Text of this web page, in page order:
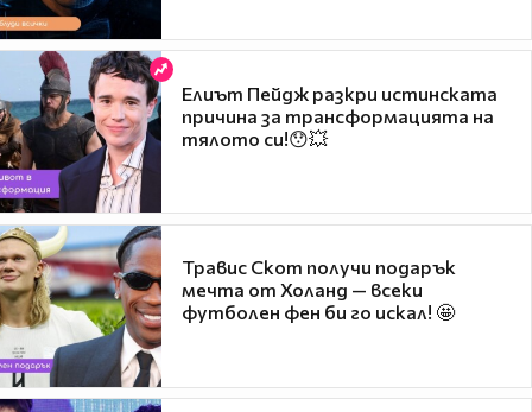
Елиът Пейдж разкри истинската
причина за трансформацията на
тялото си!😯💥
Травис Скот получи подарък
мечта от Холанд — всеки
футболен фен би го искал! 🤩